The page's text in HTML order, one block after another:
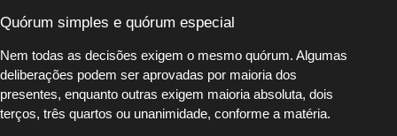
Quórum simples e quórum especial
Nem todas as decisões exigem o mesmo quórum. Algumas
deliberações podem ser aprovadas por maioria dos
presentes, enquanto outras exigem maioria absoluta, dois
terços, três quartos ou unanimidade, conforme a matéria.